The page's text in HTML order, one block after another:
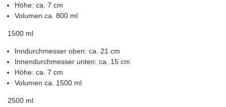
Höhe: ca. 7 cm
Volumen ca. 800 ml
1500 ml
Inndurchmesser oben: ca. 21 cm
Innendurchmesser unten: ca. 15 cm
Höhe: ca. 7 cm
Volumen ca. 1500 ml
2500 ml